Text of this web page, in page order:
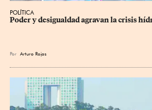
POLÍTICA
Poder y desigualdad agravan la crisis
Por Arturo Rojas